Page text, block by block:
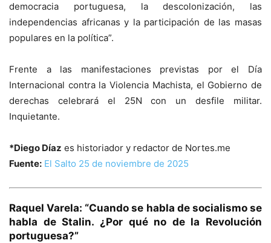
democracia portuguesa, la descolonización, las
independencias africanas y la participación de las masas
populares en la política”.
Frente a las manifestaciones previstas por el Día
Internacional contra la Violencia Machista, el Gobierno de
derechas celebrará el 25N con un desfile militar.
Inquietante.
*Diego Díaz es historiador y redactor de Nortes.me
Fuente: El Salto 25 de noviembre de 2025
Raquel Varela: “Cuando se habla de socialismo se
habla de Stalin. ¿Por qué no de la Revolución
portuguesa?”